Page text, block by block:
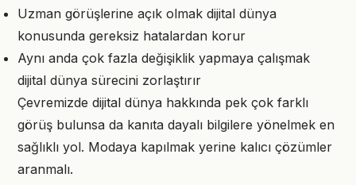
Uzman görüşlerine açık olmak dijital dünya
konusunda gereksiz hatalardan korur
Aynı anda çok fazla değişiklik yapmaya çalışmak
dijital dünya sürecini zorlaştırır
Çevremizde dijital dünya hakkında pek çok farklı
görüş bulunsa da kanıta dayalı bilgilere yönelmek en
sağlıklı yol. Modaya kapılmak yerine kalıcı çözümler
aranmalı.